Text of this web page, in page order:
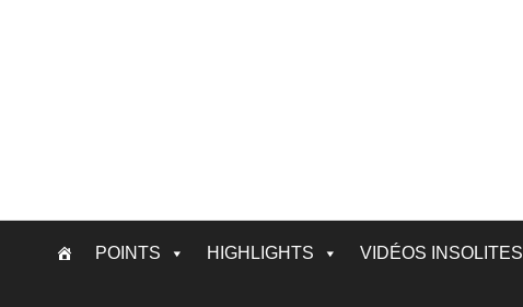
POINTS HIGHLIGHTS VIDÉOS INSOLITES